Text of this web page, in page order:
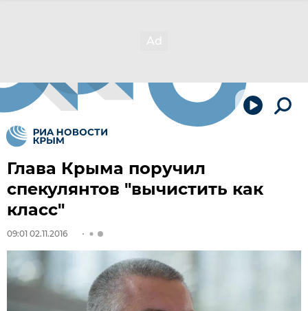
Глава Крыма поручил
спекулянтов "вычистить как
класс"
09:01 02.11.2016